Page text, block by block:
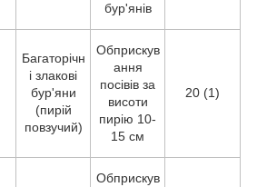
бур'янів
Багаторічн
і злакові
бур'яни
(пирій
повзучий)
Обприскув
ання
посівів за
висоти
пирію 10-
15 см
20 (1)
Обприскув